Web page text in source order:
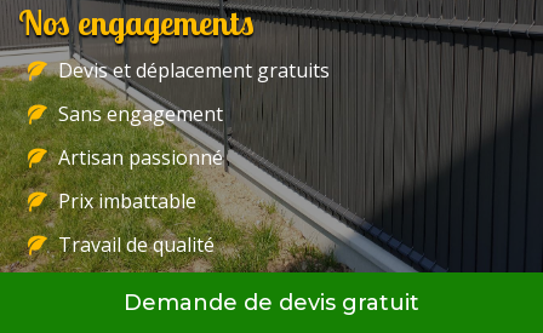
Nos engagements
Devis et déplacement gratuits
Sans engagement
Artisan passionné
Prix imbattable
Travail de qualité
Demande de devis gratuit